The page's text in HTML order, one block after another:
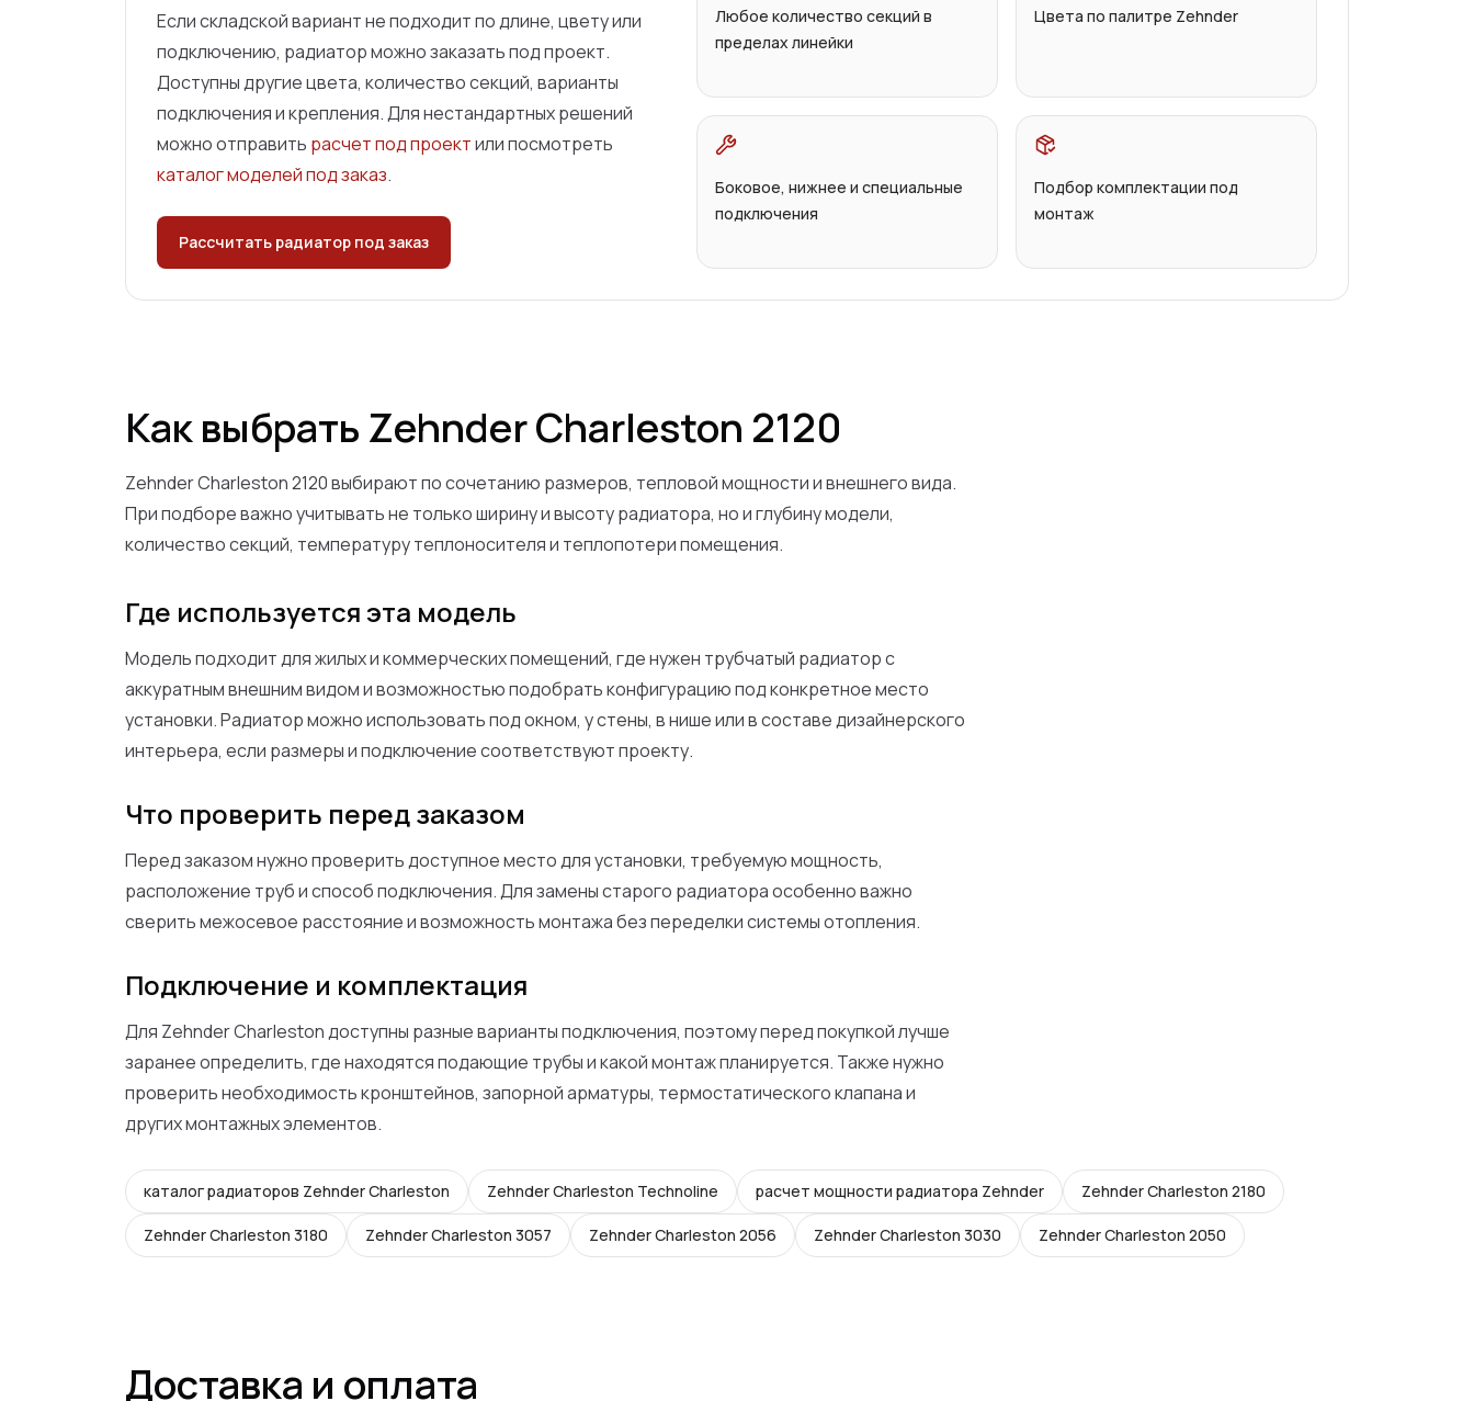
Если складской вариант не подходит по длине, цвету или
подключению, радиатор можно заказать под проект.
Доступны другие цвета, количество секций, варианты
подключения и крепления. Для нестандартных решений
можно отправить расчет под проектили посмотреть
каталог моделей под заказ.
Рассчитать радиатор под заказ
Любое количество секций в
пределах линейки
Цвета по палитре Zehnder
Боковое, нижнее и специальные
подключения
Подбор комплектации под
монтаж
Как выбрать Zehnder Charleston 2120
Zehnder Charleston 2120 выбирают по сочетанию размеров, тепловой мощности и внешнего вида.
При подборе важно учитывать не только ширину и высоту радиатора, но и глубину модели,
количество секций, температуру теплоносителя и теплопотери помещения.
Где используется эта модель
Модель подходит для жилых и коммерческих помещений, где нужен трубчатый радиатор с
аккуратным внешним видом и возможностью подобрать конфигурацию под конкретное место
установки. Радиатор можно использовать под окном, у стены, в нише или в составе дизайнерского
интерьера, если размеры и подключение соответствуют проекту.
Что проверить перед заказом
Перед заказом нужно проверить доступное место для установки, требуемую мощность,
расположение труб и способ подключения. Для замены старого радиатора особенно важно
сверить межосевое расстояние и возможность монтажа без переделки системы отопления.
Подключение и комплектация
Для Zehnder Charleston доступны разные варианты подключения, поэтому перед покупкой лучше
заранее определить, где находятся подающие трубы и какой монтаж планируется. Также нужно
проверить необходимость кронштейнов, запорной арматуры, термостатического клапана и
других монтажных элементов.
каталог радиаторов Zehnder Charleston Zehnder Charleston Technoline расчет мощности радиатора Zehnder Zehnder Charleston 2180
Zehnder Charleston 3180 Zehnder Charleston 3057 Zehnder Charleston 2056 Zehnder Charleston 3030 Zehnder Charleston 2050
Доставка и оплата